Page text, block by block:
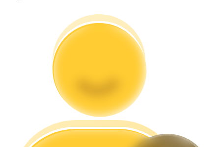
Analyse de mégadonnées, y compris des informations
commerciales, etc.
Guide